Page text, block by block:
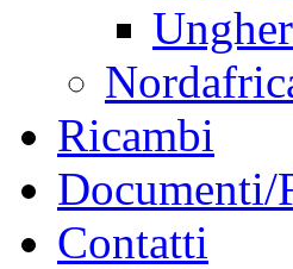
Ricambi
Documenti/
Contatti